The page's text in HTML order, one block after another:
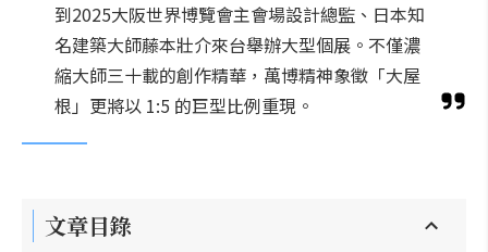
到2025大阪世界博覽會主會場設計總監、日本知
名建築大師藤本壯介來台舉辦大型個展。不僅濃
縮大師三十載的創作精華，萬博精神象徵「大屋
根」更將以 1:5 的巨型比例重現。
文章目錄